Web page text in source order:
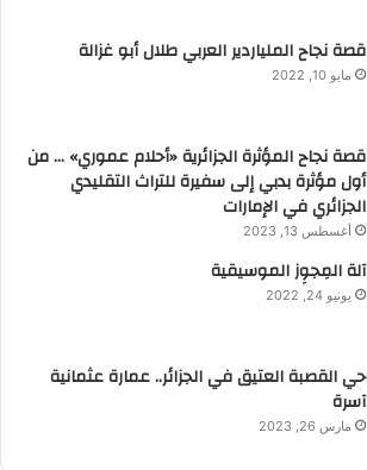
قصة نجاح الملياردير العربي طلال أبو غزالة
مايو 10, 2022
قصة نجاح المؤثرة الجزائرية «أحلام عموري» … من
أول مؤثرة بدبي إلى سفيرة للتراث التقليدي
الجزائري في الإمارات
أغسطس 13, 2023
آلة المِجوِز الموسيقية‎‎
يونيو 24, 2022
حي القصبة العتيق في الجزائر.. عمارة عثمانية
آسرة
مارس 26, 2023